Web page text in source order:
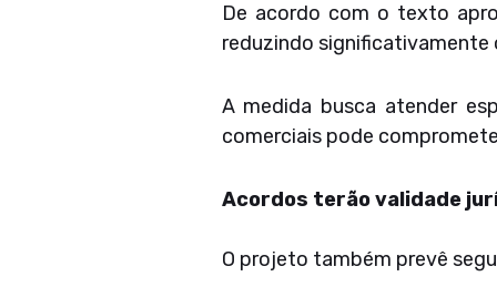
De acordo com o texto
reduzindo
A medida busca atender
comerciais pode
Acordos terão validade
O projeto também prevê